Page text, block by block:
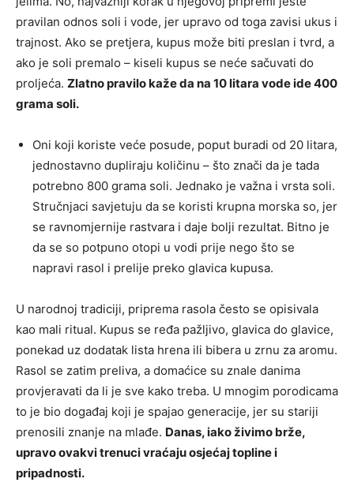
pravilan odnos soli i vode, jer upravo od toga zavisi ukus i
trajnost. Ako se pretjera, kupus može biti preslan i tvrd, a
ako je soli premalo – kiseli kupus se neće sačuvati do
proljeća. Zlatno pravilo kaže da na 10 litara vode ide 400
grama soli.
Oni koji koriste veće posude, poput buradi od 20 litara,
jednostavno dupliraju količinu – što znači da je tada
potrebno 800 grama soli. Jednako je važna i vrsta soli.
Stručnjaci savjetuju da se koristi krupna morska so, jer
se ravnomjernije rastvara i daje bolji rezultat. Bitno je
da se so potpuno otopi u vodi prije nego što se
napravi rasol i prelije preko glavica kupusa.
U narodnoj tradiciji, priprema rasola često se opisivala
kao mali ritual. Kupus se ređa pažljivo, glavica do glavice,
ponekad uz dodatak lista hrena ili bibera u zrnu za aromu.
Rasol se zatim preliva, a domaćice su znale danima
provjeravati da li je sve kako treba. U mnogim porodicama
to je bio događaj koji je spajao generacije, jer su stariji
prenosili znanje na mlađe. Danas, iako živimo brže,
upravo ovakvi trenuci vraćaju osjećaj topline i
pripadnosti.